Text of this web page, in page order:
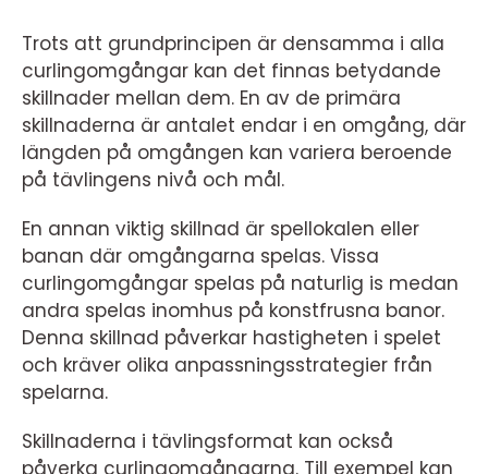
Trots att grundprincipen är densamma i alla
curlingomgångar kan det finnas betydande
skillnader mellan dem. En av de primära
skillnaderna är antalet endar i en omgång, där
längden på omgången kan variera beroende
på tävlingens nivå och mål.
En annan viktig skillnad är spellokalen eller
banan där omgångarna spelas. Vissa
curlingomgångar spelas på naturlig is medan
andra spelas inomhus på konstfrusna banor.
Denna skillnad påverkar hastigheten i spelet
och kräver olika anpassningsstrategier från
spelarna.
Skillnaderna i tävlingsformat kan också
påverka curlingomgångarna. Till exempel kan